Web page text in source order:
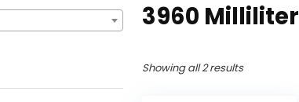
‎3960 Milliliter
Showing all 2 results